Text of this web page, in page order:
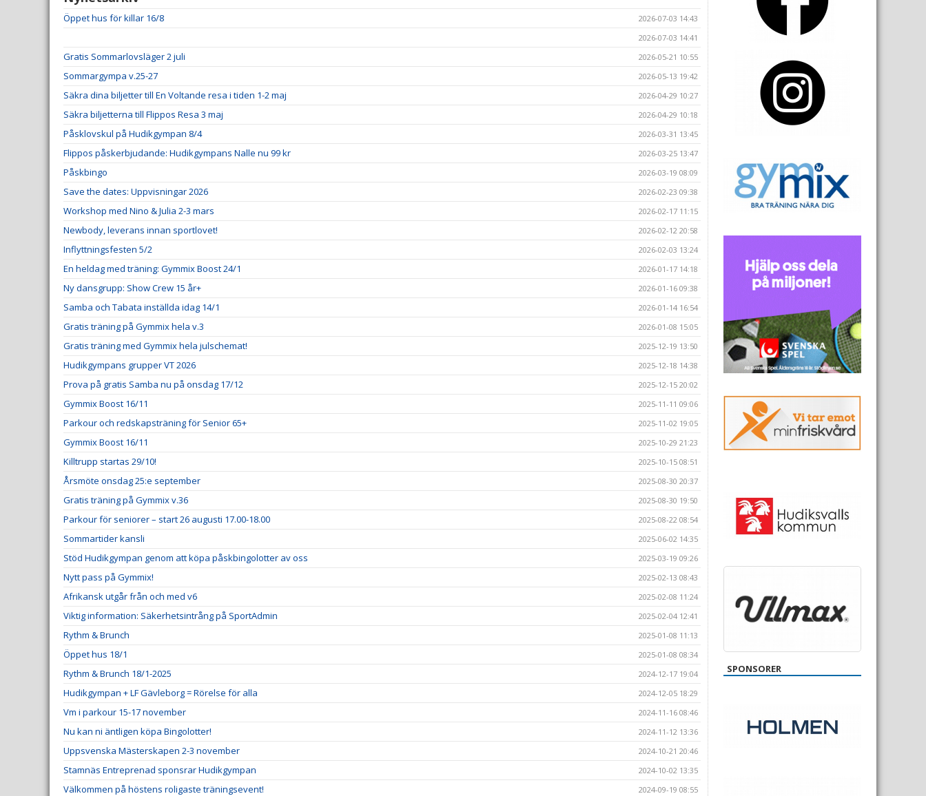
Öppet hus för killar 16/8
2026-07-03 14:43
2026-07-03 14:41
Gratis Sommarlovsläger 2 juli 2026-05-21 10:55
Sommargympa v.25-27 2026-05-13 19:42
Säkra dina biljetter till En Voltande resa i tiden 1-2 maj 2026-04-29 10:27
Säkra biljetterna till Flippos Resa 3 maj 2026-04-29 10:18
Påsklovskul på Hudikgympan 8/4 2026-03-31 13:45
Flippos påskerbjudande: Hudikgympans Nalle nu 99 kr 2026-03-25 13:47
Påskbingo 2026-03-19 08:09
Save the dates: Uppvisningar 2026 2026-02-23 09:38
Workshop med Nino & Julia 2-3 mars 2026-02-17 11:15
Newbody, leverans innan sportlovet! 2026-02-12 20:58
Inflyttningsfesten 5/2 2026-02-03 13:24
En heldag med träning: Gymmix Boost 24/1 2026-01-17 14:18
Ny dansgrupp: Show Crew 15 år+ 2026-01-16 09:38
Samba och Tabata inställda idag 14/1 2026-01-14 16:54
Gratis träning på Gymmix hela v.3 2026-01-08 15:05
Gratis träning med Gymmix hela julschemat! 2025-12-19 13:50
Hudikgympans grupper VT 2026 2025-12-18 14:38
Prova på gratis Samba nu på onsdag 17/12 2025-12-15 20:02
Gymmix Boost 16/11 2025-11-11 09:06
Parkour och redskapsträning för Senior 65+ 2025-11-02 19:05
Gymmix Boost 16/11 2025-10-29 21:23
Killtrupp startas 29/10! 2025-10-15 08:51
Årsmöte onsdag 25:e september 2025-08-30 20:37
Gratis träning på Gymmix v.36 2025-08-30 19:50
Parkour för seniorer – start 26 augusti 17.00-18.00 2025-08-22 08:54
Sommartider kansli 2025-06-02 14:35
Stöd Hudikgympan genom att köpa påskbingolotter av oss 2025-03-19 09:26
Nytt pass på Gymmix! 2025-02-13 08:43
Afrikansk utgår från och med v6 2025-02-08 11:24
Viktig information: Säkerhetsintrång på SportAdmin 2025-02-04 12:41
Rythm & Brunch 2025-01-08 11:13
Öppet hus 18/1 2025-01-08 08:34
Rythm & Brunch 18/1-2025 2024-12-17 19:04
Hudikgympan + LF Gävleborg = Rörelse för alla 2024-12-05 18:29
Vm i parkour 15-17 november 2024-11-16 08:46
Nu kan ni äntligen köpa Bingolotter! 2024-11-12 13:36
Uppsvenska Mästerskapen 2-3 november 2024-10-21 20:46
Stamnäs Entreprenad sponsrar Hudikgympan 2024-10-02 13:35
Välkommen på höstens roligaste träningsevent! 2024-09-19 08:55
SPONSORER